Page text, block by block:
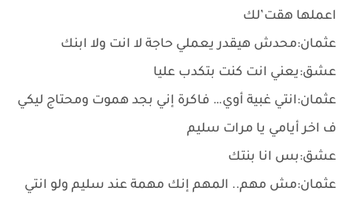
اعملها هقت’لك
عثمان:محدش هيقدر يعملي حاجة لا انت ولا ابنك
عشق:يعني انت كنت بتكدب عليا
عثمان:انتي غبية أوي… فاكرة إني بجد هموت ومحتاج ليكي
ف اخر أيامي يا مرات سليم
عشق:بس انا بنتك
عثمان:مش مهم.. المهم إنك مهمة عند سليم ولو انتي